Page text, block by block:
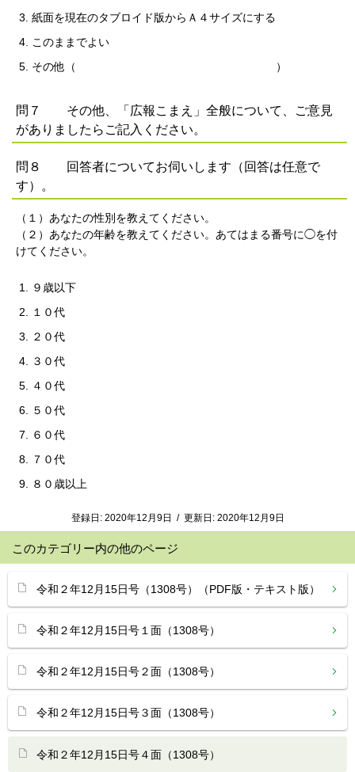
紙面を現在のタブロイド版からＡ４サイズにする
このままでよい
その他（ ）
問７ その他、「広報こまえ」全般について、ご意見
がありましたらご記入ください。
問８ 回答者についてお伺いします（回答は任意で
す）。
（１）あなたの性別を教えてください。
（２）あなたの年齢を教えてください。あてはまる番号に◯を付
けてください。
９歳以下
１０代
２０代
３０代
４０代
５０代
６０代
７０代
８０歳以上
登録日: 2020年12月9日 / 更新日: 2020年12月9日
このカテゴリー内の他のページ
令和２年12月15日号（1308号）（PDF版・テキスト版）
令和２年12月15日号１面（1308号）
令和２年12月15日号２面（1308号）
令和２年12月15日号３面（1308号）
令和２年12月15日号４面（1308号）